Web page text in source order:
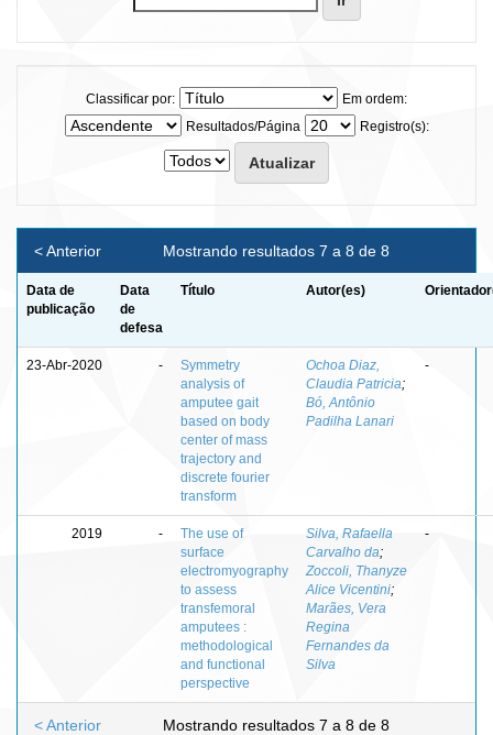
Classificar por:
Em ordem:
Resultados/Página
Registro(s):
Mostrando resultados 7 a 8 de 8
< Anterior
Data de
publicação
Data
de
defesa
Título Autor(es)
23-Abr-2020 -
Symmetry
analysis of
amputee gait
based on body
center of mass
trajectory and
discrete fourier
transform
Ochoa Diaz,
Claudia Patricia;
Bó, Antônio
Padilha Lanari
-
2019 -
The use of
surface
electromyography
to assess
transfemoral
amputees :
methodological
and functional
perspective
Silva, Rafaella
Carvalho da;
Zoccoli, Thanyze
Alice Vicentini;
Marães, Vera
Regina
Fernandes da
Silva
-
Mostrando resultados 7 a 8 de 8
< Anterior